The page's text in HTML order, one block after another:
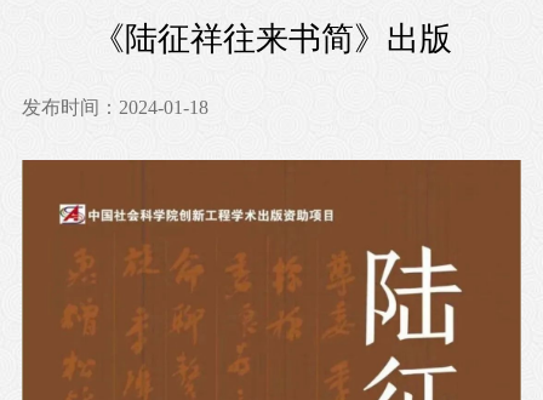
《陆征祥往来书简》出版
发布时间：2024-01-18